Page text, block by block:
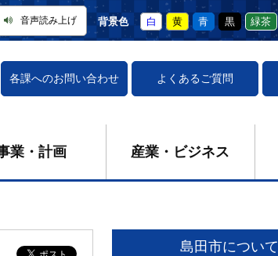
音声読み上げ 背景色 白 黄 青 黒 緑茶
各課へのお問い合わせ よくあるご質問
業・計画 産業・ビジネス
島田市について